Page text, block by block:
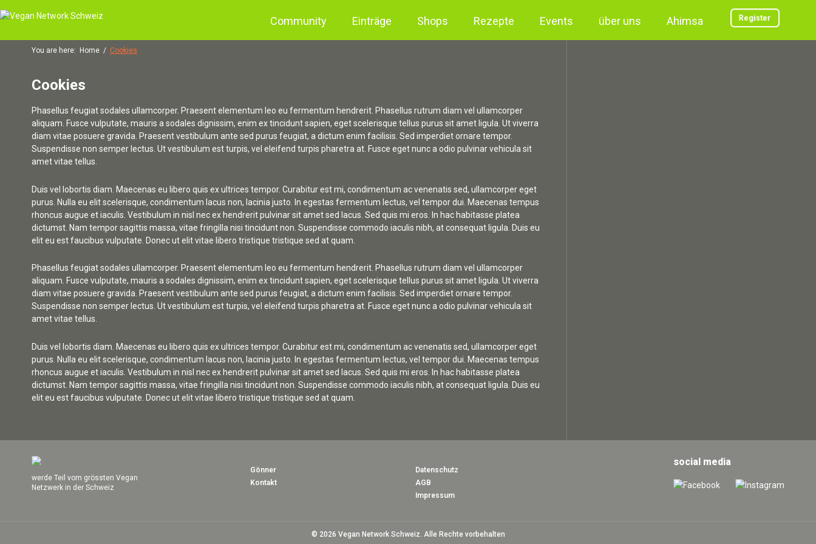
Register
Community Einträge Shops Rezepte Events über uns Ahimsa
You are here: Home / Cookies
Cookies
Phasellus feugiat sodales ullamcorper. Praesent elementum leo eu fermentum hendrerit. Phasellus rutrum diam vel ullamcorper
aliquam. Fusce vulputate, mauris a sodales dignissim, enim ex tincidunt sapien, eget scelerisque tellus purus sit amet ligula. Ut viverra
diam vitae posuere gravida. Praesent vestibulum ante sed purus feugiat, a dictum enim facilisis. Sed imperdiet ornare tempor.
Suspendisse non semper lectus. Ut vestibulum est turpis, vel eleifend turpis pharetra at. Fusce eget nunc a odio pulvinar vehicula sit
amet vitae tellus.
Duis vel lobortis diam. Maecenas eu libero quis ex ultrices tempor. Curabitur est mi, condimentum ac venenatis sed, ullamcorper eget
purus. Nulla eu elit scelerisque, condimentum lacus non, lacinia justo. In egestas fermentum lectus, vel tempor dui. Maecenas tempus
rhoncus augue et iaculis. Vestibulum in nisl nec ex hendrerit pulvinar sit amet sed lacus. Sed quis mi eros. In hac habitasse platea
dictumst. Nam tempor sagittis massa, vitae fringilla nisi tincidunt non. Suspendisse commodo iaculis nibh, at consequat ligula. Duis eu
elit eu est faucibus vulputate. Donec ut elit vitae libero tristique tristique sed at quam.
Phasellus feugiat sodales ullamcorper. Praesent elementum leo eu fermentum hendrerit. Phasellus rutrum diam vel ullamcorper
aliquam. Fusce vulputate, mauris a sodales dignissim, enim ex tincidunt sapien, eget scelerisque tellus purus sit amet ligula. Ut viverra
diam vitae posuere gravida. Praesent vestibulum ante sed purus feugiat, a dictum enim facilisis. Sed imperdiet ornare tempor.
Suspendisse non semper lectus. Ut vestibulum est turpis, vel eleifend turpis pharetra at. Fusce eget nunc a odio pulvinar vehicula sit
amet vitae tellus.
Duis vel lobortis diam. Maecenas eu libero quis ex ultrices tempor. Curabitur est mi, condimentum ac venenatis sed, ullamcorper eget
purus. Nulla eu elit scelerisque, condimentum lacus non, lacinia justo. In egestas fermentum lectus, vel tempor dui. Maecenas tempus
rhoncus augue et iaculis. Vestibulum in nisl nec ex hendrerit pulvinar sit amet sed lacus. Sed quis mi eros. In hac habitasse platea
dictumst. Nam tempor sagittis massa, vitae fringilla nisi tincidunt non. Suspendisse commodo iaculis nibh, at consequat ligula. Duis eu
elit eu est faucibus vulputate. Donec ut elit vitae libero tristique tristique sed at quam.
werde Teil vom grössten Vegan
Netzwerk in der Schweiz
Gönner
Kontakt
Datenschutz
AGB
Impressum
social media
© 2026 Vegan Network Schweiz. Alle Rechte vorbehalten